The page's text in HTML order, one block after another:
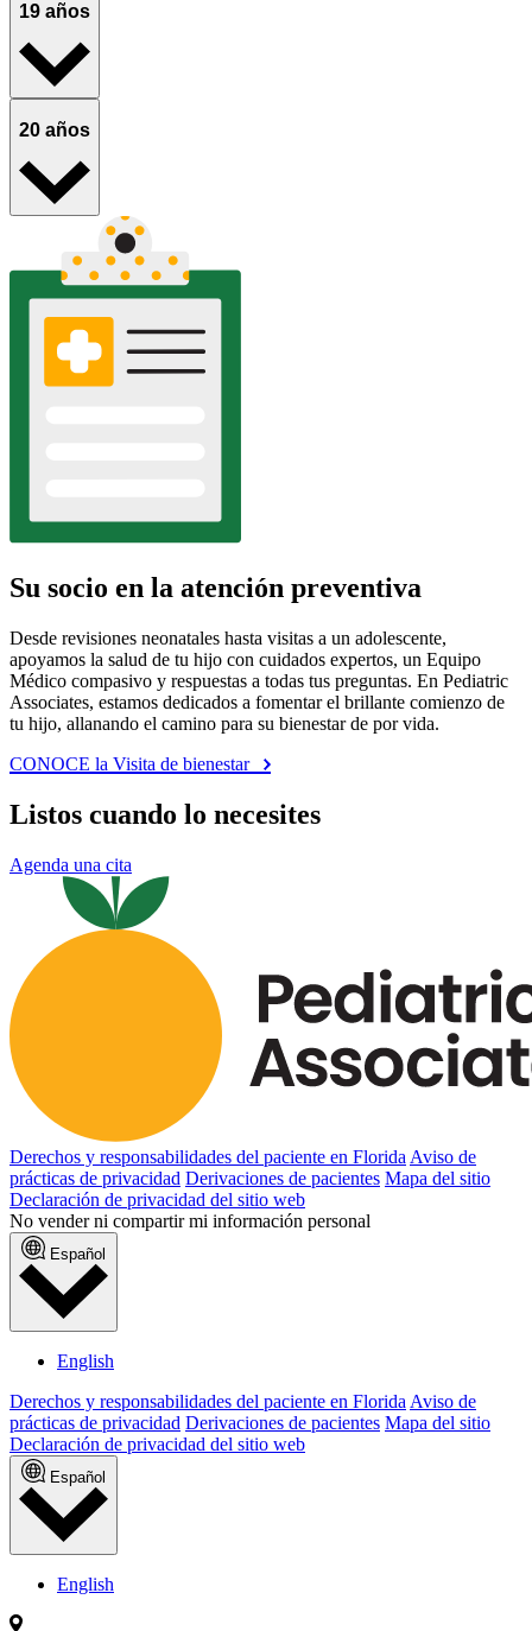
19 años
20 años
Su socio en la atención preventiva
Desde revisiones neonatales hasta visitas a un adolescente,
apoyamos la salud de tu hijo con cuidados expertos, un Equipo
Médico compasivo y respuestas a todas tus preguntas. En Pediatric
Associates, estamos dedicados a fomentar el brillante comienzo de
tu hijo, allanando el camino para su bienestar de por vida.
CONOCE la Visita de bienestar
Listos cuando lo necesites
Agenda una cita
Derechos y responsabilidades del paciente en Florida Aviso de
prácticas de privacidad Derivaciones de pacientes Mapa del sitio
Declaración de privacidad del sitio web
No vender ni compartir mi información personal
Español
English
Derechos y responsabilidades del paciente en Florida Aviso de
prácticas de privacidad Derivaciones de pacientes Mapa del sitio
Declaración de privacidad del sitio web
Español
English